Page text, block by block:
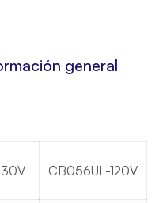
general
CB056UL-120V